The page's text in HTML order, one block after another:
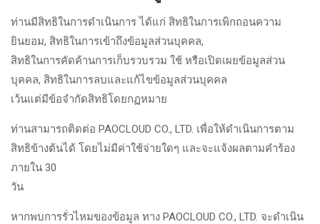
ท่านมีสิทธิในการดำเนินการ ได้แก่ สิทธิในการเพิกถอนความ
ยินยอม, สิทธิในการเข้าถึงข้อมูลส่วนบุคคล,
สิทธิในการคัดค้านการเก็บรวบรวม ใช้ หรือเปิดเผยข้อมูลส่วน
บุคคล, สิทธิในการลบและแก้ไขข้อมูลส่วนบุคคล
เว้นแต่มีข้อจำกัดสิทธิโดยกฏหมาย
ท่านสามารถติดต่อ PAOCLOUD CO., LTD. เพื่อให้ดำเนินการตาม
สิทธิข้างต้นได้ โดยไม่มีค่าใช้จ่ายใดๆ และจะแจ้งผลตามคำร้อง
ภายใน 30
วัน
หากพบการรั่วไหมของข้อมูล ทาง PAOCLOUD CO., LTD. จะดำเนิน